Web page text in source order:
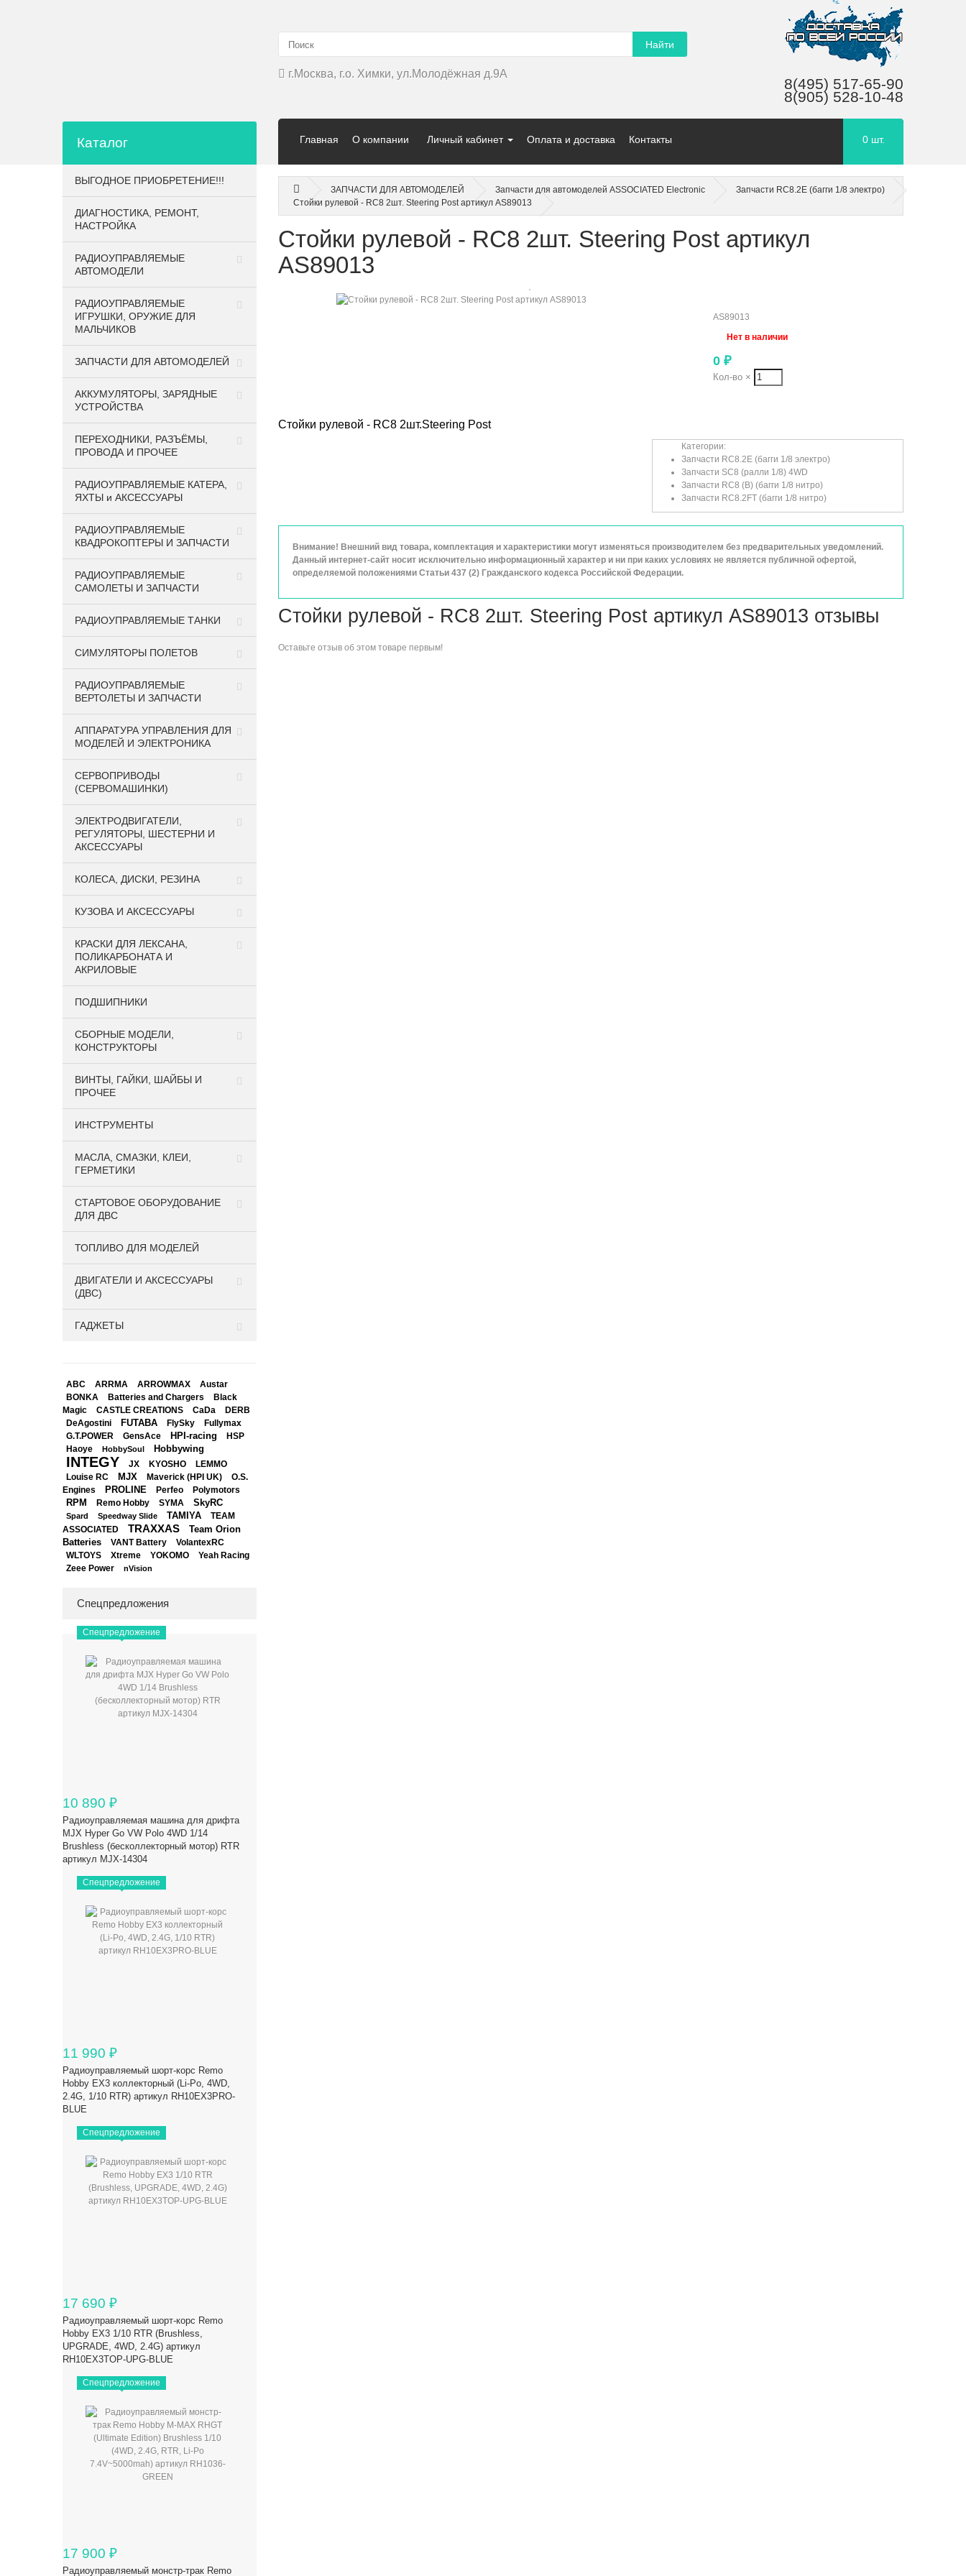
г.Москва, г.о. Химки, ул.Молодёжная д.9А
8(495) 517-65-90
8(905) 528-10-48
Главная О компании Личный кабинет Оплата и доставка Контакты 0 шт.
Каталог
ВЫГОДНОЕ ПРИОБРЕТЕНИЕ!!!
ДИАГНОСТИКА, РЕМОНТ,
НАСТРОЙКА
РАДИОУПРАВЛЯЕМЫЕ
АВТОМОДЕЛИ
РАДИОУПРАВЛЯЕМЫЕ
ИГРУШКИ, ОРУЖИЕ ДЛЯ
МАЛЬЧИКОВ
ЗАПЧАСТИ ДЛЯ АВТОМОДЕЛЕЙ
АККУМУЛЯТОРЫ, ЗАРЯДНЫЕ
УСТРОЙСТВА
ПЕРЕХОДНИКИ, РАЗЪЁМЫ,
ПРОВОДА И ПРОЧЕЕ
РАДИОУПРАВЛЯЕМЫЕ КАТЕРА,
ЯХТЫ и АКСЕССУАРЫ
РАДИОУПРАВЛЯЕМЫЕ
КВАДРОКОПТЕРЫ И ЗАПЧАСТИ
РАДИОУПРАВЛЯЕМЫЕ
САМОЛЕТЫ И ЗАПЧАСТИ
РАДИОУПРАВЛЯЕМЫЕ ТАНКИ
СИМУЛЯТОРЫ ПОЛЕТОВ
РАДИОУПРАВЛЯЕМЫЕ
ВЕРТОЛЕТЫ И ЗАПЧАСТИ
АППАРАТУРА УПРАВЛЕНИЯ ДЛЯ
МОДЕЛЕЙ И ЭЛЕКТРОНИКА
СЕРВОПРИВОДЫ
(СЕРВОМАШИНКИ)
ЭЛЕКТРОДВИГАТЕЛИ,
РЕГУЛЯТОРЫ, ШЕСТЕРНИ И
АКСЕССУАРЫ
КОЛЕСА, ДИСКИ, РЕЗИНА
КУЗОВА И АКСЕССУАРЫ
КРАСКИ ДЛЯ ЛЕКСАНА,
ПОЛИКАРБОНАТА И
АКРИЛОВЫЕ
ПОДШИПНИКИ
CБОРНЫЕ МОДЕЛИ,
КОНСТРУКТОРЫ
ВИНТЫ, ГАЙКИ, ШАЙБЫ И
ПРОЧЕЕ
ИНСТРУМЕНТЫ
МАСЛА, СМАЗКИ, КЛЕИ,
ГЕРМЕТИКИ
СТАРТОВОЕ ОБОРУДОВАНИЕ
ДЛЯ ДВС
ТОПЛИВО ДЛЯ МОДЕЛЕЙ
ДВИГАТЕЛИ И АКСЕССУАРЫ
(ДВС)
ГАДЖЕТЫ
ABC ARRMA ARROWMAX Austar
BONKA Batteries and Chargers
Black
Magic
CASTLE CREATIONS CaDa DERB
DeAgostini FUTABA FlySky Fullymax
G.T.POWER GensAce HPI-racing
HSP
Haoye
HobbySoul Hobbywing
INTEGY JX KYOSHO
LEMMO
Louise RC
MJX Maverick (HPI UK)
O.S.
Engines
PROLINE Perfeo Polymotors
RPM Remo Hobby SYMA SkyRC
Spard Speedway Slide TAMIYA
TEAM
ASSOCIATED
TRAXXAS
Team Orion
Batteries
VANT Battery VolantexRC
WLTOYS Xtreme YOKOMO Yeah Racing
Zeee Power nVision
Спецпредложения
Спецпредложение
10 890 ₽
Радиоуправляемая машина для дрифта
MJX Hyper Go VW Polo 4WD 1/14
Brushless (бесколлекторный мотор) RTR
артикул MJX-14304
Спецпредложение
11 990 ₽
Радиоуправляемый шорт-корс Remo
Hobby EX3 коллекторный (Li-Po, 4WD,
2.4G, 1/10 RTR) артикул RH10EX3PRO-
BLUE
Спецпредложение
17 690 ₽
Радиоуправляемый шорт-корс Remo
Hobby EX3 1/10 RTR (Brushless,
UPGRADE, 4WD, 2.4G) артикул
RH10EX3TOP-UPG-BLUE
Спецпредложение
17 900 ₽
Радиоуправляемый монстр-трак Remo
ЗАПЧАСТИ ДЛЯ АВТОМОДЕЛЕЙ Запчасти для автомоделей ASSOCIATED Electronic
Запчасти RC8.2E (багги 1/8 электро)
Стойки рулевой - RC8 2шт. Steering Post артикул AS89013
Стойки рулевой - RC8 2шт. Steering Post артикул
AS89013
AS89013
Нет в наличии
0 ₽
Кол-во ×
Стойки рулевой - RC8 2шт.Steering Post
Категории:
Запчасти RC8.2E (багги 1/8 электро)
Запчасти SC8 (ралли 1/8) 4WD
Запчасти RC8 (B) (багги 1/8 нитро)
Запчасти RC8.2FT (багги 1/8 нитро)
Внимание! Внешний вид товара, комплектация и характеристики могут изменяться производителем без предварительных уведомлений.
Данный интернет-сайт носит исключительно информационный характер и ни при каких условиях не является публичной офертой,
определяемой положениями Статьи 437 (2) Гражданского кодекса Российской Федерации.
Стойки рулевой - RC8 2шт. Steering Post артикул AS89013 отзывы
Оставьте отзыв об этом товаре первым!